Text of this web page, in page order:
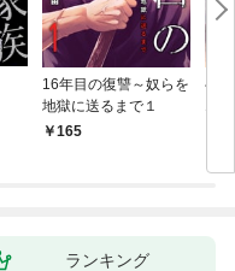
16年目の復讐～奴らを
地獄に送るまで１
165
ベ
ランキング